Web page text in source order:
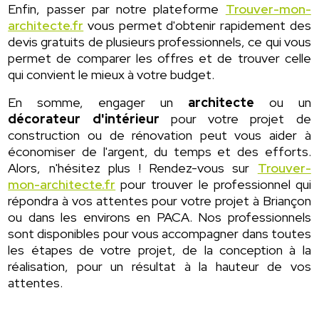
Enfin, passer par notre plateforme Trouver-mon-
architecte.fr vous permet d'obtenir rapidement des
devis gratuits de plusieurs professionnels, ce qui vous
permet de comparer les offres et de trouver celle
qui convient le mieux à votre budget.
En somme, engager un architecte ou un
décorateur d'intérieur pour votre projet de
construction ou de rénovation peut vous aider à
économiser de l'argent, du temps et des efforts.
Alors, n'hésitez plus ! Rendez-vous sur Trouver-
mon-architecte.fr pour trouver le professionnel qui
répondra à vos attentes pour votre projet à Briançon
ou dans les environs en PACA. Nos professionnels
sont disponibles pour vous accompagner dans toutes
les étapes de votre projet, de la conception à la
réalisation, pour un résultat à la hauteur de vos
attentes.